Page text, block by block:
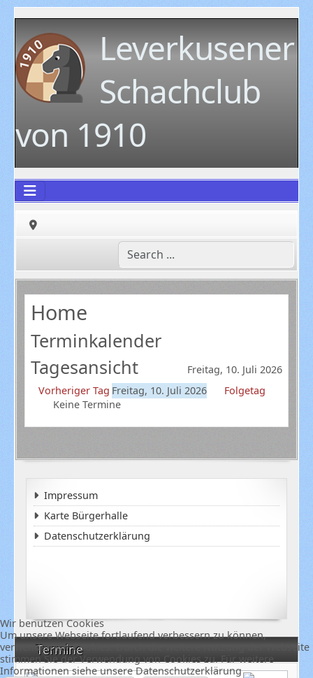
Leverkusener
Schachclub
von 1910
Termine
Home
Terminkalender
Tagesansicht
Freitag, 10. Juli 2026
Vorheriger Tag Freitag, 10. Juli 2026
Folgetag
Keine Termine
Impressum
Karte Bürgerhalle
Datenschutzerklärung
Wir benutzen Cookies
Um unsere Webseite fortlaufend verbessern zu können,
verwenden wir Cookies. Durch die weitere Nutzung der Webseite
stimmen Sie der Verwendung von Cookies zu. Für weitere
Informationen siehe unsere Datenschutzerklärung